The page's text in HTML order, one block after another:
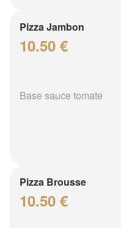
Pizza Jambon
10.50 €
Base sauce tomate
Pizza Brousse
10.50 €